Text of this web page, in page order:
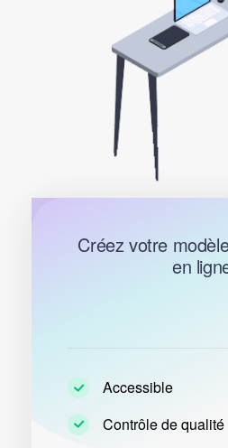
Créez votre
en
Accessible
Contrôle de qualité